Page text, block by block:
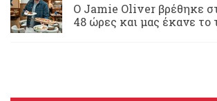
Ο Jamie Oliver βρέθηκε
48 ώρες και μας έκανε το